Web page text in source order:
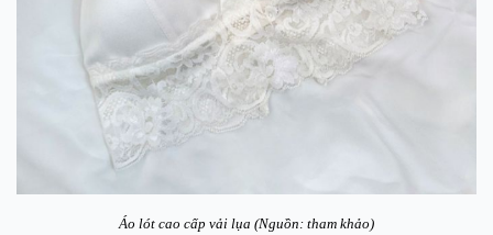
Áo lót cao cấp vải lụa (Nguồn: tham khảo)